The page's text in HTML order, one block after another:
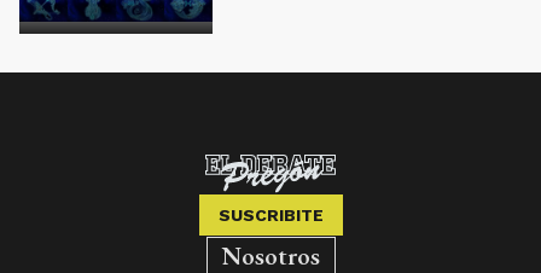
SUSCRIBITE
Nosotros